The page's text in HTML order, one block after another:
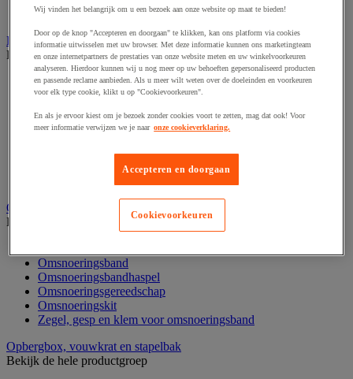
Snij-apparaat
Lijmen, nieten en hechten
Bekijk de hele productgroep
Bedrukte tape
Inpakkende nietmachine
Lijmpistool
PVC tape
Tapedispenser en tapesets
Omsnoeren
Bekijk de hele productgroep
Omsnoeringsband
Omsnoeringsbandhaspel
Omsnoeringsgereedschap
Omsnoeringskit
Zegel, gesp en klem voor omsnoeringsband
Opbergbox, vouwkrat en stapelbak
Bekijk de hele productgroep
Wij vinden het belangrijk om u een bezoek aan onze website op maat te bieden!
Door op de knop "Accepteren en doorgaan" te klikken, kan ons platform via cookies
informatie uitwisselen met uw browser. Met deze informatie kunnen ons marketingteam
en onze internetpartners de prestaties van onze website meten en uw winkelvoorkeuren
analyseren. Hierdoor kunnen wij u nog meer op uw behoeften gepersonaliseerd producten
en passende reclame aanbieden. Als u meer wilt weten over de doeleinden en voorkeuren
voor elk type cookie, klikt u op "Cookievoorkeuren".
En als je ervoor kiest om je bezoek zonder cookies voort te zetten, mag dat ook! Voor
meer informatie verwijzen we je naar onze cookieverklaring.
Accepteren en doorgaan
Cookievoorkeuren